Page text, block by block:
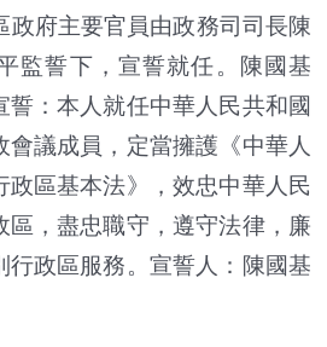
府主要官員由政務司司長陳
監誓下，宣誓就任。陳國基
誓：本人就任中華人民共和國
議成員，定當擁護《中華人
政區基本法》，效忠中華人民
區，盡忠職守，遵守法律，廉
行政區服務。宣誓人：陳國基